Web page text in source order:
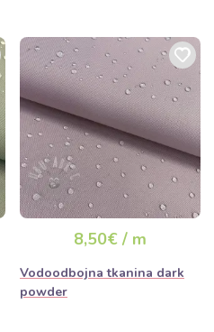
8,50€ / m
Vodoodbojna tkanina dark
powder